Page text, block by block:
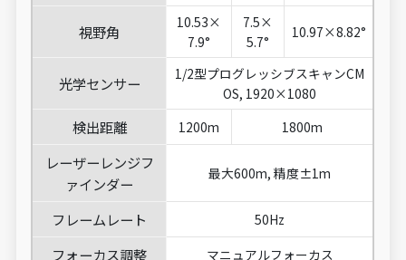
視野角
10.53×
7.9°
7.5×
5.7°
10.97×8.82°
光学センサー
1/2型プログレッシブスキャンCM
OS, 1920×1080
検出距離 1200m 1800m
レーザーレンジフ
ァインダー
最大600m, 精度±1m
フレームレート 50Hz
フォーカス調整 マニュアルフォーカス